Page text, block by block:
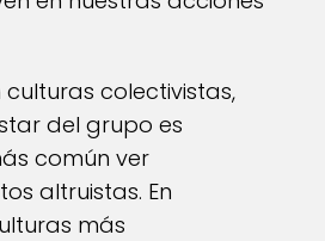
culturas colectivistas,
del grupo es
común ver
altruistas. En
más